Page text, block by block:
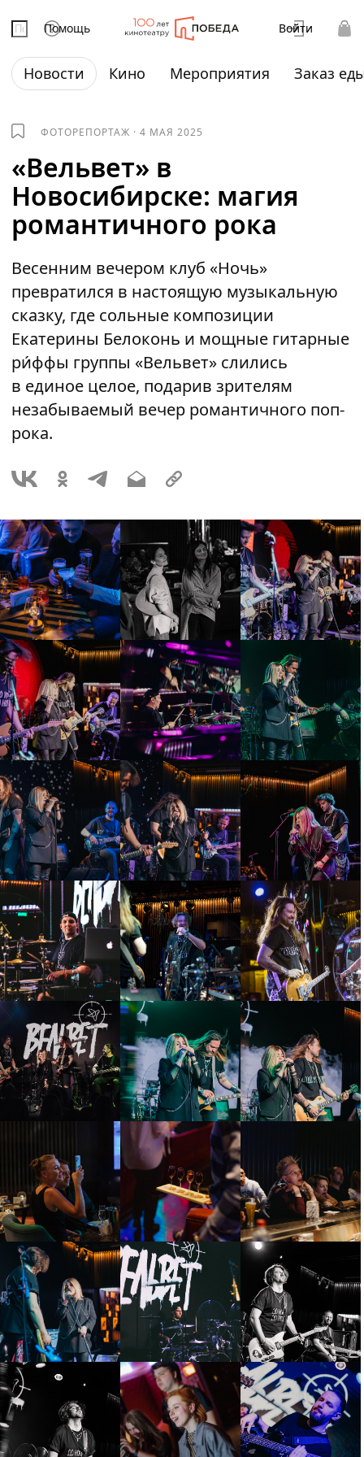
Помощь Войти
Новости Кино Мероприятия Заказ
ФОТОРЕПОРТАЖ ·4 МАЯ 2025
«Вельвет» в
Новосибирске: магия
романтичного рока
Весенним вечером клуб «Ночь»
превратился в настоящую музыкальную
сказку, где сольные композиции
Екатерины Белоконь и мощные гитарные
ри́ффы группы «Вельвет» слились
в единое целое, подарив зрителям
незабываемый вечер романтичного поп-
рока.